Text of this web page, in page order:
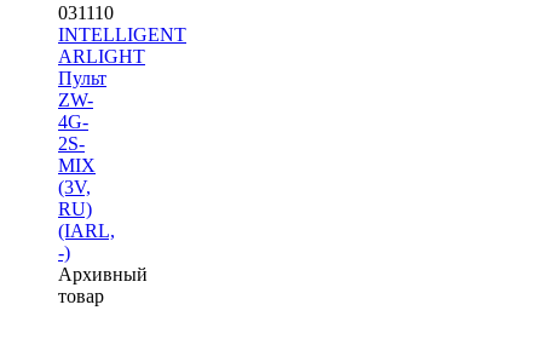
031110
INTELLIGENT
ARLIGHT
Пульт
ZW-
4G-
2S-
MIX
(3V,
RU)
(IARL,
-)
Архивный
товар